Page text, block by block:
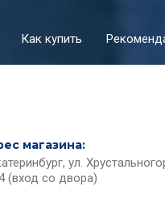
Как купить
магазина:
ул.
(вход со двора)